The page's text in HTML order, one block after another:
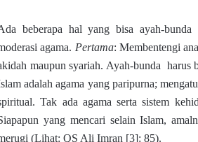
beberapa hal yang bisa ayah-
agama. Pertama: Membentengi
maupun syariah. Ayah-bunda harus
adalah agama yang paripurna;
Tak ada agama serta sistem
yang mencari selain Islam,
(Lihat: QS Ali Imran [3]: 85).